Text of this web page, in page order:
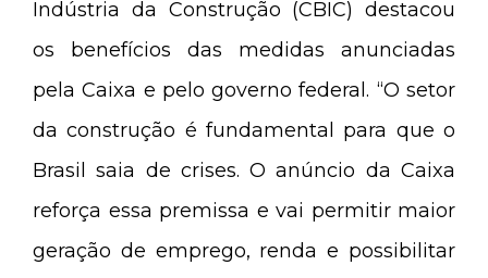
Indústria da Construção (CBIC) destacou
os benefícios das medidas anunciadas
pela Caixa e pelo governo federal. “O setor
da construção é fundamental para que o
Brasil saia de crises. O anúncio da Caixa
reforça essa premissa e vai permitir maior
geração de emprego, renda e possibilitar